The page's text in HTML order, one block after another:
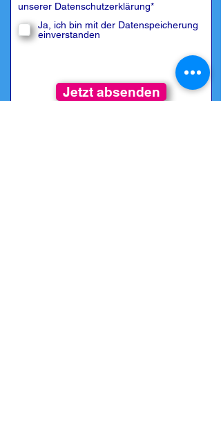
unserer Datenschutzerklärung*
Ja, ich bin mit der Datenspeicherung
einverstanden
Jetzt absenden